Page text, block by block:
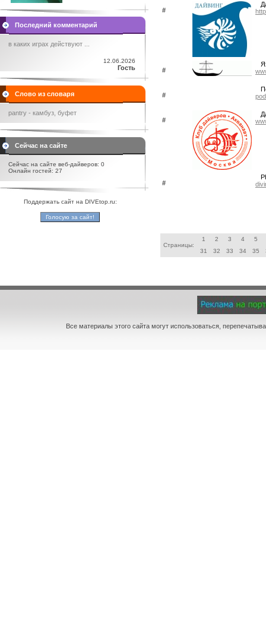
Последний комментарий
в каких играх действуют ...
12.06.2026
Гость
Слово из словаря
pantry - камбуз, буфет
Сейчас на сайте
Сейчас на сайте веб-дайверов: 0
Онлайн гостей: 27
Поддержать сайт на DIVEtop.ru:
#
#
#
#
#
Страницы:
1 2 3 4
5
31
32 33 34 35
Все материалы этого сайта могут использоваться,